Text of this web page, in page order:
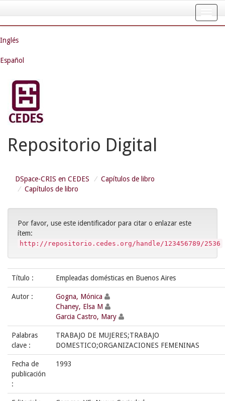
navigation
Inglés
Español
Repositorio Digital
DSpace-CRIS en CEDES
Capítulos de libro
Capítulos de libro
Por favor, use este identificador para citar o enlazar este
ítem:
http://repositorio.cedes.org/handle/123456789/2536
Título : Empleadas domésticas en Buenos Aires
Autor :
Gogna, Mónica
Chaney, Elsa M
Garcia Castro, Mary
Palabras
clave :
TRABAJO DE MUJERES;TRABAJO
DOMESTICO;ORGANIZACIONES FEMENINAS
Fecha de
publicación
:
1993